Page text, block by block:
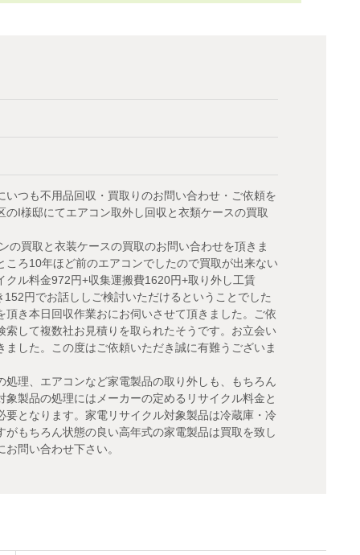
つも不用品回収・買取りのお問い合わせ・ご依頼を
I様邸にてエアコン取外し回収と衣類ケースの買取
の買取と衣装ケースの買取のお問い合わせを頂きま
ろ10年ほど前のエアコンでしたので買取が出来ない
ル料金972円+収集運搬費1620円+取り外し工賃
円でお話ししご検討いただけるということでした
き本日回収作業おにお伺いさせて頂きました。ご依
して複数社お見積りを取られたそうです。お立会い
した。この度はご依頼いただき誠に有難うございま
理、エアコンなど家電製品の取り外しも、もちろん
製品の処理にはメーカーの定めるリサイクル料金と
となります。家電リサイクル対象製品は冷蔵庫・冷
もちろん状態の良い高年式の家電製品は買取を致し
問い合わせ下さい。